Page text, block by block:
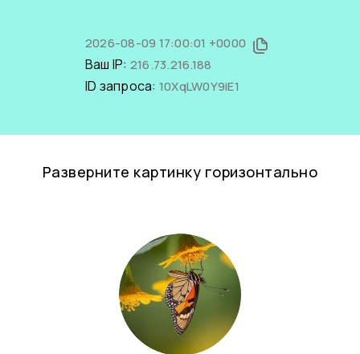
2026-08-09 17:00:01 +0000
Ваш IP: 216.73.216.188
ID запроса: 10XqLW0Y9iE1
Разверните картинку горизонтально